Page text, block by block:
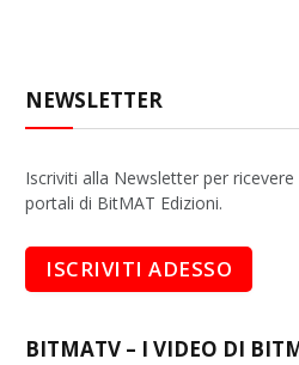
NEWSLETTER
Iscriviti alla Newsletter per
portali di BitMAT Edizioni.
BITMATV – I VIDEO DI